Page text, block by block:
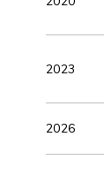
2023
2026